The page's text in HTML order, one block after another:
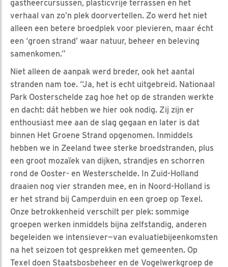
gastheercursussen, plasticvrije terrassen en het
verhaal van zo’n plek doorvertellen. Zo werd het niet
alleen een betere broedplek voor plevieren, maar écht
een ‘groen strand’ waar natuur, beheer en beleving
samenkomen.”
Niet alleen de aanpak werd breder, ook het aantal
stranden nam toe. “Ja, het is echt uitgebreid. Nationaal
Park Oosterschelde zag hoe het op de stranden werkte
en dacht: dát hebben we hier ook nodig. Zij zijn er
enthousiast mee aan de slag gegaan en later is dat
binnen Het Groene Strand opgenomen. Inmiddels
hebben we in Zeeland twee sterke broedstranden, plus
een groot mozaïek van dijken, strandjes en schorren
rond de Ooster- en Westerschelde. In Zuid-Holland
draaien nog vier stranden mee, en in Noord-Holland is
er het strand bij Camperduin en een groep op Texel.
Onze betrokkenheid verschilt per plek: sommige
groepen werken inmiddels bijna zelfstandig, anderen
begeleiden we intensiever—van evaluatiebijeenkomsten
na het seizoen tot gesprekken met gemeenten. Op
Texel doen Staatsbosbeheer en de Vogelwerkgroep de